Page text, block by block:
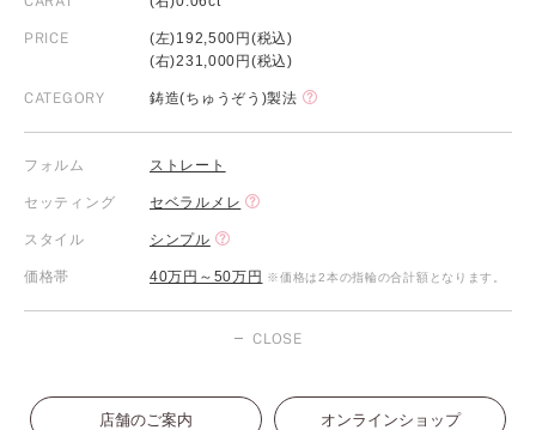
PRICE
(左)192,500円(税込)
(右)231,000円(税込)
CATEGORY 鋳造(ちゅうぞう)製法
フォルム ストレート
セッティング セベラルメレ
スタイル シンプル
価格帯 40万円～50万円 ※価格は2本の指輪の合計額となります。
CLOSE
店舗のご案内 オンラインショップ